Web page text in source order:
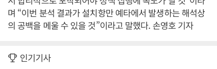
며 “이번 분석 결과가 설치항만 예타에서 발생하는 해석상
의 공백을 메울 수 있을 것”이라고 말했다. 손영호 기자
인기기사